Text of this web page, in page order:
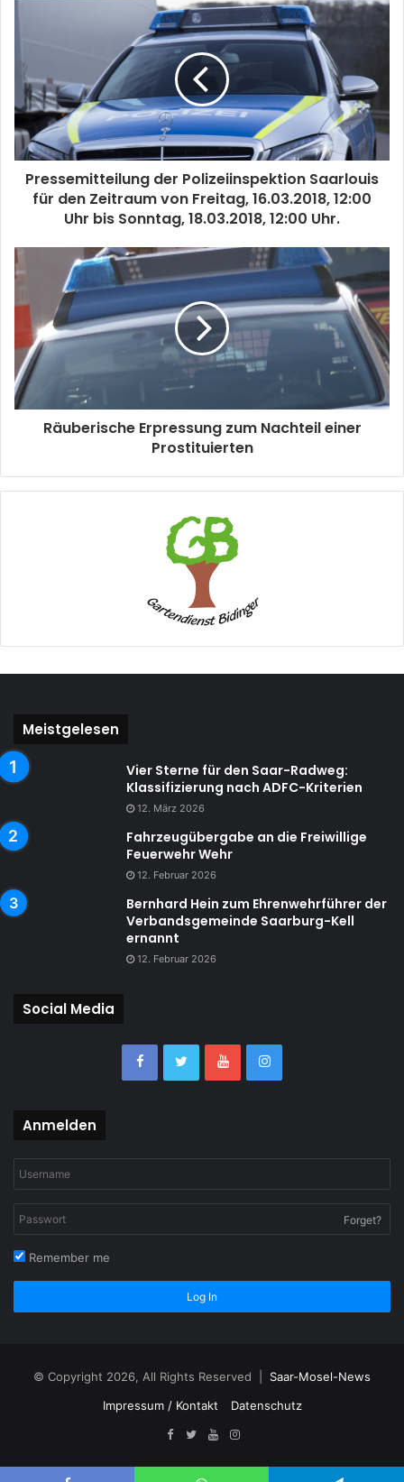
Pressemitteilung der Polizeiinspektion Saarlouis
für den Zeitraum von Freitag, 16.03.2018, 12:00
Uhr bis Sonntag, 18.03.2018, 12:00 Uhr.
Räuberische Erpressung zum Nachteil einer
Prostituierten
Meistgelesen
Vier Sterne für den Saar-Radweg:
Klassifizierung nach ADFC-Kriterien
12. März 2026
Fahrzeugübergabe an die Freiwillige
Feuerwehr Wehr
12. Februar 2026
Bernhard Hein zum Ehrenwehrführer der
Verbandsgemeinde Saarburg-Kell
ernannt
12. Februar 2026
Social Media
Anmelden
Forget?
Remember me
Log In
© Copyright 2026, All Rights Reserved | Saar-Mosel-News
Impressum / Kontakt
Datenschutz